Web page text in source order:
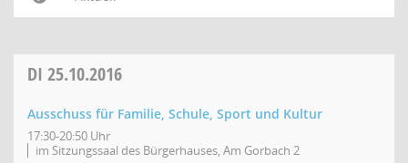
DI 25.10.2016
Ausschuss für Familie, Schule, Sport und Kultur
17:30-20:50 Uhr
im Sitzungssaal des Bürgerhauses, Am Gorbach 2